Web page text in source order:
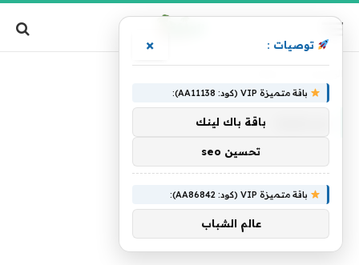
توصيات : ×
باقة متميزة VIP (كود: AA11138):
باقة باك لينك
تحسين seo
باقة متميزة VIP (كود: AA86842):
عالم الشباب